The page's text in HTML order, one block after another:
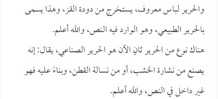
والحرير لباس معروف، يستخرج من دودة القز، وهذا يسمى
بالحرير الطبيعي، وهو الوارد فيه النص، والله أعلم.
هناك نوع من الحرير ثانٍ الآن هو الحرير الصناعي، يقال: إنه
يصنع من نشارة الخشب، أو من نسالة القطن، وبناءً عليه فهو
غير داخل في النص، والله أعلم.